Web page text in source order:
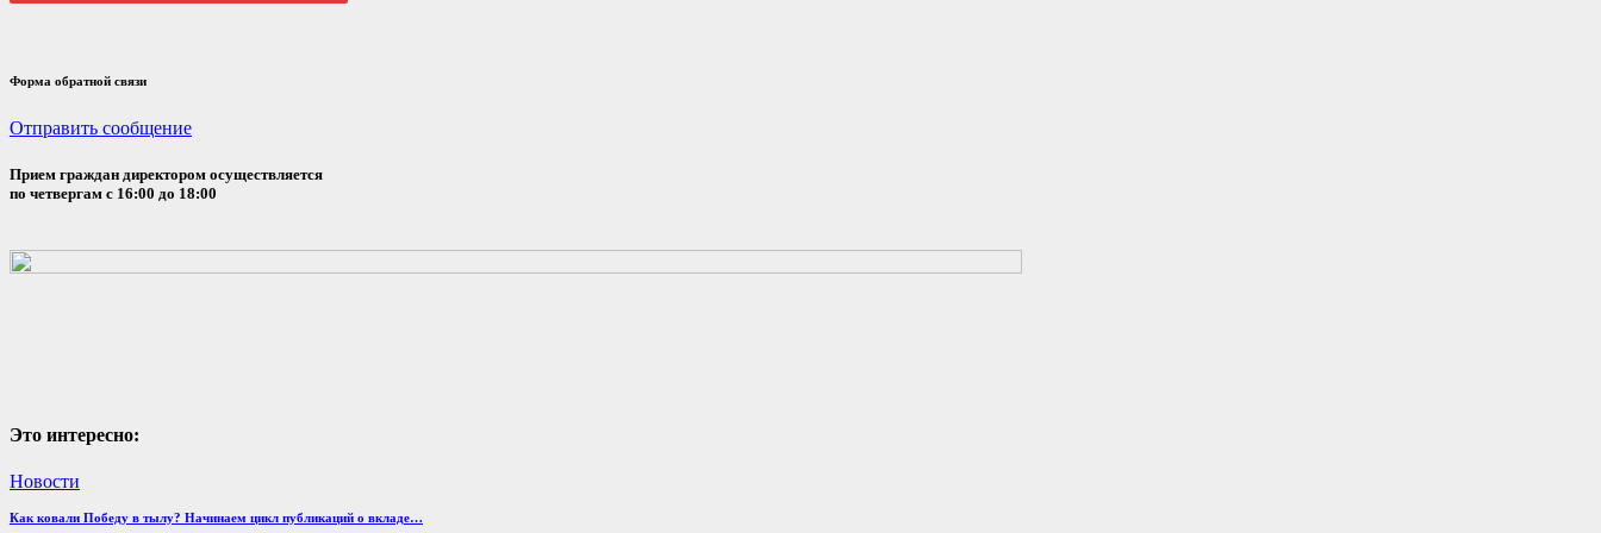
Форма обратной связи
Отправить сообщение
Прием граждан директором осуществляется
по четвергам с 16:00 до 18:00
Это интересно:
Новости
Как ковали Победу в тылу? Начинаем цикл публикаций о вкладе…